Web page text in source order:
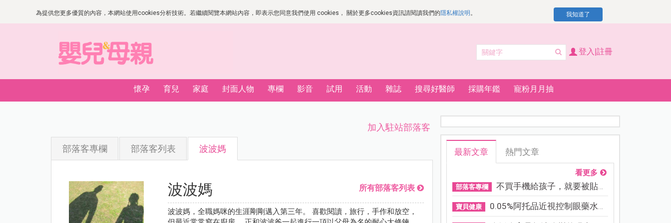
為提供您更多優質的內容，本網站使用cookies分析技術。若繼續閱覽本網站內容，即表示您同意我們使用 cookies， 關於更多cookies資訊請閱讀我們的隱私權說明 。 我知道了
登入|註冊
懷孕 育兒 家庭 封面人物 專欄 影音 試用 活動 雜誌 搜尋好醫師 採購年鑑 寵粉月月抽
加入駐站部落客
部落客專欄 部落客列表 波波媽
波波媽 所有部落客列表
波波媽，全職媽咪的生涯剛剛邁入第三年。 喜歡閱讀，旅行，手作和放空，
最新文章 熱門文章
看更多
部落客專欄 不買手機給孩子，就要被貼「...
寶貝健康 0.05%阿托品近視控制眼藥水納...